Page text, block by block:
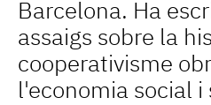
Barcelona. Ha
assaigs sobre la
cooperativisme
l'economia social i